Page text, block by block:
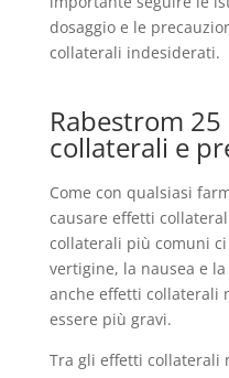
dosaggio e le
collaterali indesiderati.
Rabestrom
collaterali e
Come con qualsiasi
causare effetti
collaterali più comuni
vertigine, la nausea e
anche effetti collaterali
essere più gravi.
Tra gli effetti collaterali